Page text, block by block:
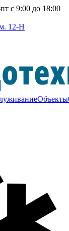
с 9:00 до 18:00
12-Н
Объекты